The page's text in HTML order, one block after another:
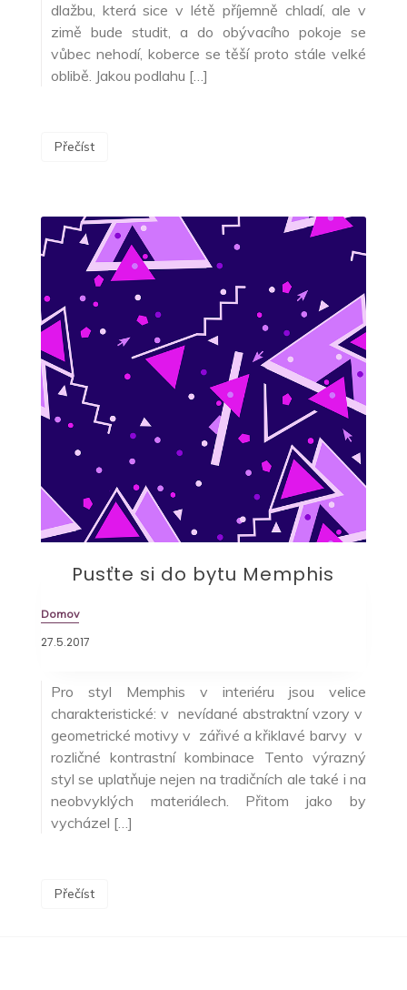
dlažbu, která sice v létě příjemně chladí, ale v
zimě bude studit, a do obývacího pokoje se
vůbec nehodí, koberce se těší proto stále velké
oblibě. Jakou podlahu […]
Přečíst
Pusťte si do bytu Memphis
Domov
27.5.2017
Pro styl Memphis v interiéru jsou velice
charakteristické: v nevídané abstraktní vzory v
geometrické motivy v zářivé a křiklavé barvy v
rozličné kontrastní kombinace Tento výrazný
styl se uplatňuje nejen na tradičních ale také i na
neobvyklých materiálech. Přitom jako by
vycházel […]
Přečíst